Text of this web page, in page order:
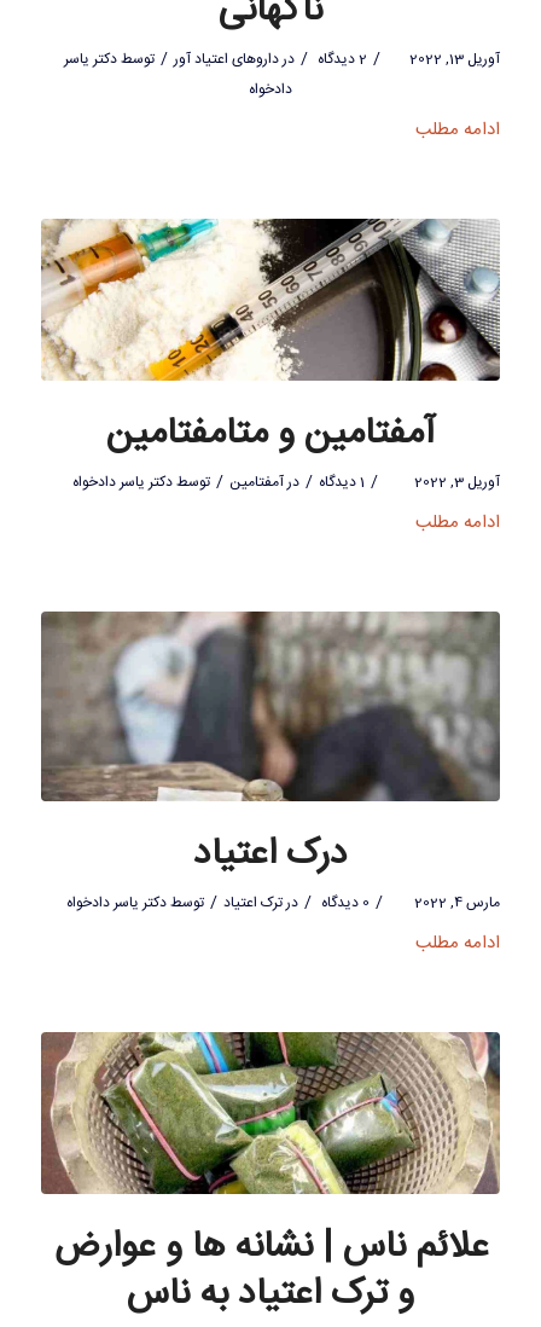
آوریل 13, 2022 / 2 دیدگاه / درداروهای اعتیاد آور / توسطدکتر یاسر
دادخواه
ادامه مطلب
آمفتامین و متامفتامین
آوریل 3, 2022 / 1 دیدگاه / درآمفتامین / توسطدکتر یاسر دادخواه
ادامه مطلب
درک اعتیاد
مارس 4, 2022 / 0 دیدگاه / درترک اعتیاد / توسطدکتر یاسر دادخواه
ادامه مطلب
علائم ناس | نشانه ها و عوارض
و ترک اعتیاد به ناس